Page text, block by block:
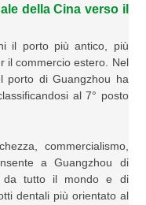
della Cina verso il
il porto più antico, più
il commercio estero. Nel
porto di Guangzhou ha
al 7° posto
commercialismo,
a Guangzhou di
da tutto il mondo e di
dentali più orientato al